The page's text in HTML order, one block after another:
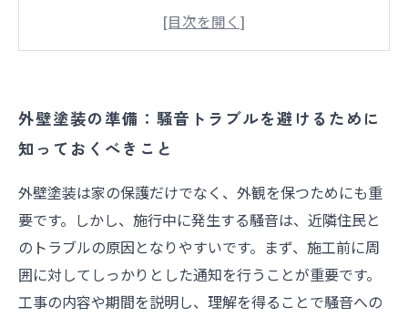
騒音がもたらすご近所トラブル：知られざる苦
具体的アイディア
外壁塗装後の周囲との関係を大切に：騒音問題
の振り返り
安全に施工を進めるための心構えと周囲への配
慮
騒音トラブルを乗り越えて、外壁塗装を成功さ
せる秘訣
外壁塗装の準備：騒音トラブルを避けるために
知っておくべきこと
外壁塗装は家の保護だけでなく、外観を保つためにも重
要です。しかし、施行中に発生する騒音は、近隣住民と
のトラブルの原因となりやすいです。まず、施工前に周
囲に対してしっかりとした通知を行うことが重要です。
工事の内容や期間を説明し、理解を得ることで騒音への